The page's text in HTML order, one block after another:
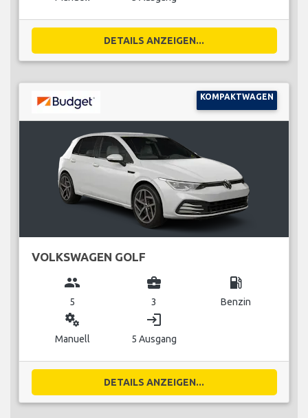
DETAILS ANZEIGEN...
KOMPAKTWAGEN
VOLKSWAGEN GOLF
group
5
business_center
3
local_gas_station
Benzin
miscellaneous_services
Manuell
login
5 Ausgang
DETAILS ANZEIGEN...